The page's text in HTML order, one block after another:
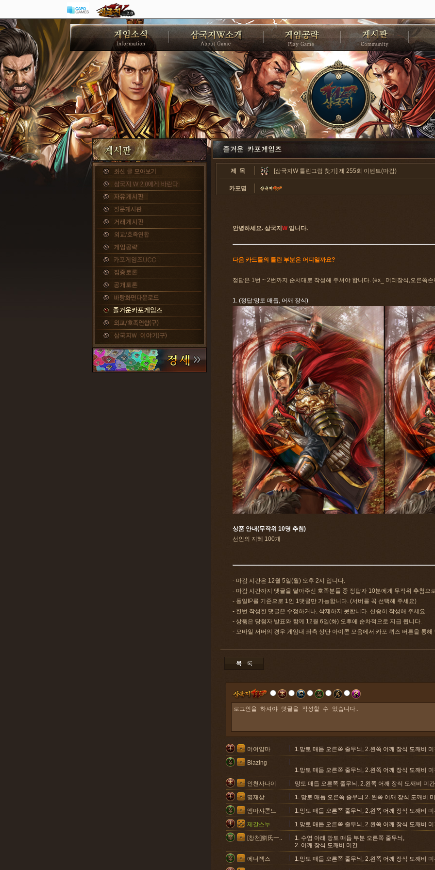
제 목 [삼국지W 틀린그림 찾기] 제 255회 이벤트(마감)
카포명
안녕하세요. 삼국지 W입니다.
다음 카드들의 틀린 부분은 어디일까요?
정답은 1번 ~ 2번까지 순서대로 작성해 주셔야 합니다. (ex_ 머리장식,오른쪽손
1. (정답:망토 매듭, 어깨 장식)
상품 안내(무작위 10명 추첨)
선인의 지혜 100개
- 마감 시간은 12월 5일(월) 오후 2시 입니다.
- 마감 시간까지 댓글을 달아주신 호족분들 중 정답자 10분에게 무작위 추첨으
- 동일IP를 기준으로 1인 1댓글만 가능합니다. (서버를 꼭 선택해 주세요)
- 한번 작성한 댓글은 수정하거나, 삭제하지 못합니다. 신중히 작성해 주세요.
- 상품은 당첨자 발표와 함께 12월 6일(화) 오후에 순차적으로 지급 됩니다.
- 모바일 서버의 경우 게임내 좌측 상단 아이콘 모음에서 카포 퀴즈 버튼을 통
머여얌마
1.망토 매듭 오른쪽 줄무늬, 2.왼쪽 어깨 장식 도깨비
Blazing
1.망토 매듭 오른쪽 줄무늬, 2.왼쪽 어깨 장식 도깨비
인천사나이
망토 매듭 오른쪽 줄무늬, 2.왼쪽 어깨 장식 도깨비 미
명재상
1. 망토 매듭 오른쪽 줄무늬 2. 왼쪽 어깨 장식 도깨비
엠마샤콘느
1.망토 매듭 오른쪽 줄무늬, 2.왼쪽 어깨 장식 도깨비
제갈스누
1.망토 매듭 오른쪽 줄무늬, 2.왼쪽 어깨 장식 도깨비
[창천]劉氏一..
1. 수염 아래 망토 매듭 부분 오른쪽 줄무늬,
2. 어깨 장식 도깨비 미간
에너젝스
1.망토 매듭 오른쪽 줄무늬, 2.왼쪽 어깨 장식 도깨비